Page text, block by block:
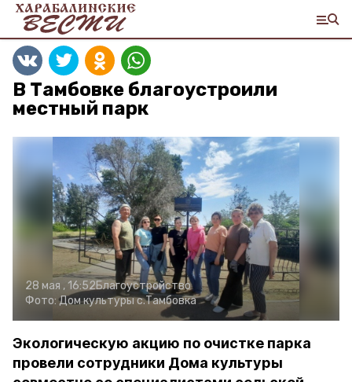
В Тамбовке благоустроили
местный парк
28 мая , 16:52Благоустройство
Фото: Дом культуры с.Тамбовка
Экологическую акцию по очистке парка
провели сотрудники Дома культуры